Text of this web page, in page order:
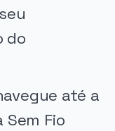
do
até a
Fio